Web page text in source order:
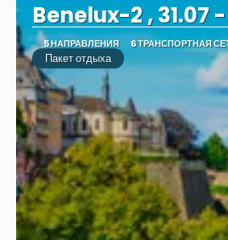
Benelux-2 , 31.07
5 НАПРАВЛЕНИЯ 6 ТРАНСПОРТНАЯ
Пакет отдыха